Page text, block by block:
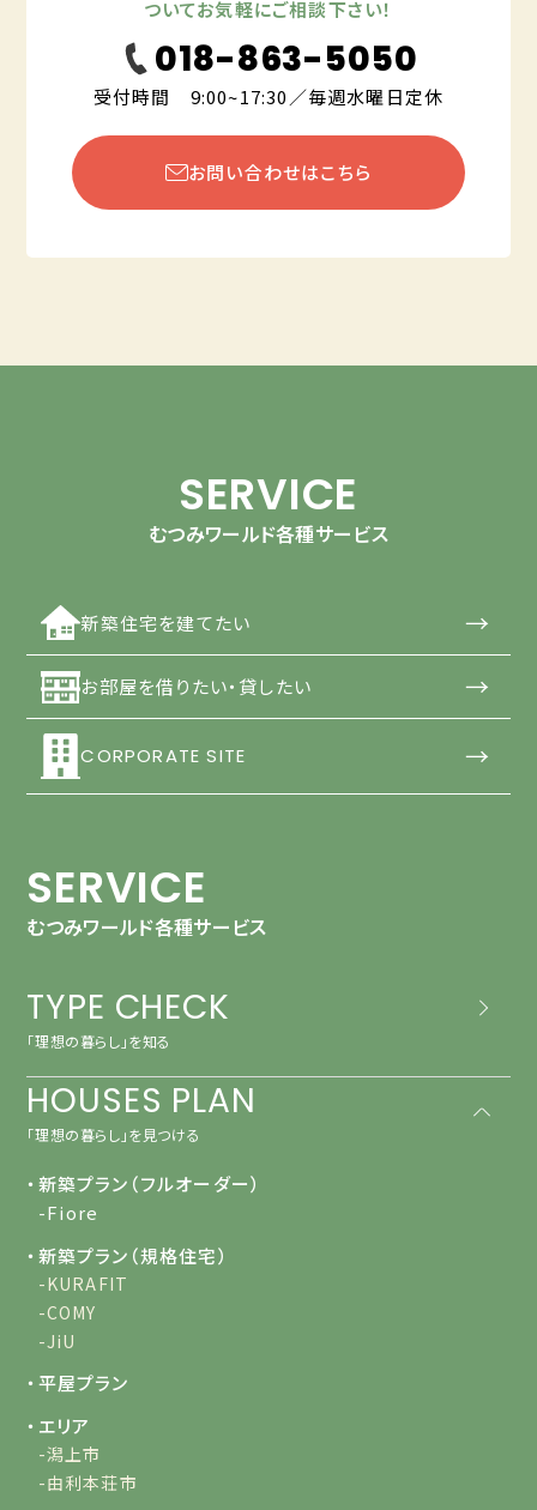
ついてお気軽にご相談下さい！
018-863-5050
受付時間 9:00~17:30／毎週水曜日定休
お問い合わせはこちら
SERVICE
むつみワールド各種サービス
新築住宅を建てたい →
お部屋を借りたい・貸したい →
CORPORATE SITE →
SERVICE
むつみワールド各種サービス
TYPE CHECK
「理想の暮らし」を知る
HOUSES PLAN
「理想の暮らし」を見つける
・新築プラン（フルオーダー）
-Fiore
・新築プラン（規格住宅）
-KURAFIT
-COMY
-JiU
・平屋プラン
・エリア
-潟上市
-由利本荘市